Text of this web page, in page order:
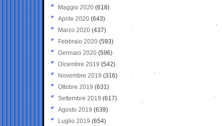
Maggio 2020 (618)
Aprile 2020 (643)
Marzo 2020 (437)
Febbraio 2020 (593)
Gennaio 2020 (596)
Dicembre 2019 (542)
Novembre 2019 (316)
Ottobre 2019 (631)
Settembre 2019 (617)
Agosto 2019 (639)
Luglio 2019 (654)